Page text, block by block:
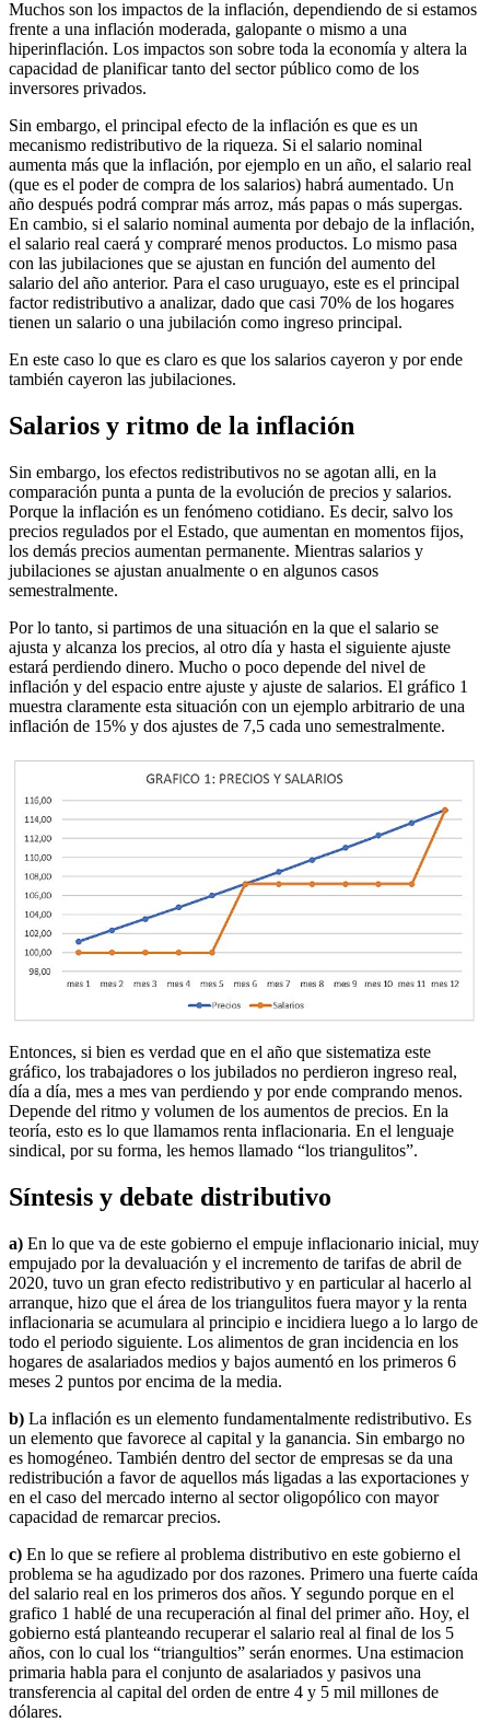
Muchos son los impactos de la inflación, dependiendo de si estamos
frente a una inflación moderada, galopante o mismo a una
hiperinflación. Los impactos son sobre toda la economía y altera la
capacidad de planificar tanto del sector público como de los
inversores privados.
Sin embargo, el principal efecto de la inflación es que es un
mecanismo redistributivo de la riqueza. Si el salario nominal
aumenta más que la inflación, por ejemplo en un año, el salario real
(que es el poder de compra de los salarios) habrá aumentado. Un
año después podrá comprar más arroz, más papas o más supergas.
En cambio, si el salario nominal aumenta por debajo de la inflación,
el salario real caerá y compraré menos productos. Lo mismo pasa
con las jubilaciones que se ajustan en función del aumento del
salario del año anterior. Para el caso uruguayo, este es el principal
factor redistributivo a analizar, dado que casi 70% de los hogares
tienen un salario o una jubilación como ingreso principal.
En este caso lo que es claro es que los salarios cayeron y por ende
también cayeron las jubilaciones.
Salarios y ritmo de la inflación
Sin embargo, los efectos redistributivos no se agotan alli, en la
comparación punta a punta de la evolución de precios y salarios.
Porque la inflación es un fenómeno cotidiano. Es decir, salvo los
precios regulados por el Estado, que aumentan en momentos fijos,
los demás precios aumentan permanente. Mientras salarios y
jubilaciones se ajustan anualmente o en algunos casos
semestralmente.
Por lo tanto, si partimos de una situación en la que el salario se
ajusta y alcanza los precios, al otro día y hasta el siguiente ajuste
estará perdiendo dinero. Mucho o poco depende del nivel de
inflación y del espacio entre ajuste y ajuste de salarios. El gráfico 1
muestra claramente esta situación con un ejemplo arbitrario de una
inflación de 15% y dos ajustes de 7,5 cada uno semestralmente.
Entonces, si bien es verdad que en el año que sistematiza este
gráfico, los trabajadores o los jubilados no perdieron ingreso real,
día a día, mes a mes van perdiendo y por ende comprando menos.
Depende del ritmo y volumen de los aumentos de precios. En la
teoría, esto es lo que llamamos renta inflacionaria. En el lenguaje
sindical, por su forma, les hemos llamado “los triangulitos”.
Síntesis y debate distributivo
a) En lo que va de este gobierno el empuje inflacionario inicial, muy
empujado por la devaluación y el incremento de tarifas de abril de
2020, tuvo un gran efecto redistributivo y en particular al hacerlo al
arranque, hizo que el área de los triangulitos fuera mayor y la renta
inflacionaria se acumulara al principio e incidiera luego a lo largo de
todo el periodo siguiente. Los alimentos de gran incidencia en los
hogares de asalariados medios y bajos aumentó en los primeros 6
meses 2 puntos por encima de la media.
b) La inflación es un elemento fundamentalmente redistributivo. Es
un elemento que favorece al capital y la ganancia. Sin embargo no
es homogéneo. También dentro del sector de empresas se da una
redistribución a favor de aquellos más ligadas a las exportaciones y
en el caso del mercado interno al sector oligopólico con mayor
capacidad de remarcar precios.
c) En lo que se refiere al problema distributivo en este gobierno el
problema se ha agudizado por dos razones. Primero una fuerte caída
del salario real en los primeros dos años. Y segundo porque en el
grafico 1 hablé de una recuperación al final del primer año. Hoy, el
gobierno está planteando recuperar el salario real al final de los 5
años, con lo cual los “triangultios” serán enormes. Una estimacion
primaria habla para el conjunto de asalariados y pasivos una
transferencia al capital del orden de entre 4 y 5 mil millones de
dólares.